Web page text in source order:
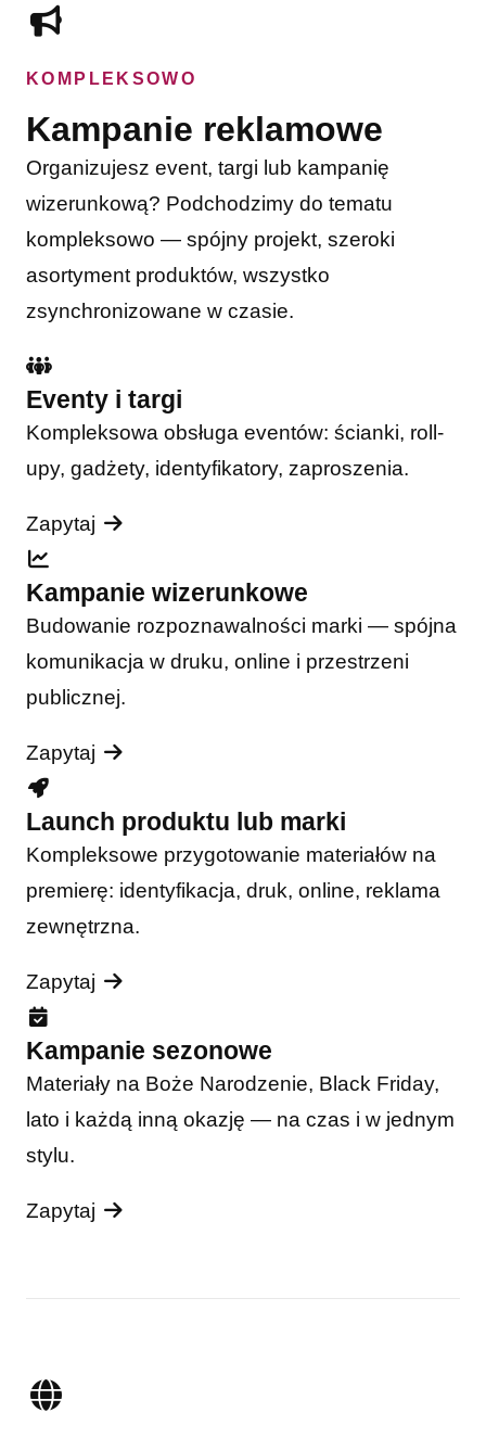
KOMPLEKSOWO
Kampanie reklamowe
Organizujesz event, targi lub kampanię
wizerunkową? Podchodzimy do tematu
kompleksowo — spójny projekt, szeroki
asortyment produktów, wszystko
zsynchronizowane w czasie.
Eventy i targi
Kompleksowa obsługa eventów: ścianki, roll-
upy, gadżety, identyfikatory, zaproszenia.
Zapytaj
Kampanie wizerunkowe
Budowanie rozpoznawalności marki — spójna
komunikacja w druku, online i przestrzeni
publicznej.
Zapytaj
Launch produktu lub marki
Kompleksowe przygotowanie materiałów na
premierę: identyfikacja, druk, online, reklama
zewnętrzna.
Zapytaj
Kampanie sezonowe
Materiały na Boże Narodzenie, Black Friday,
lato i każdą inną okazję — na czas i w jednym
stylu.
Zapytaj